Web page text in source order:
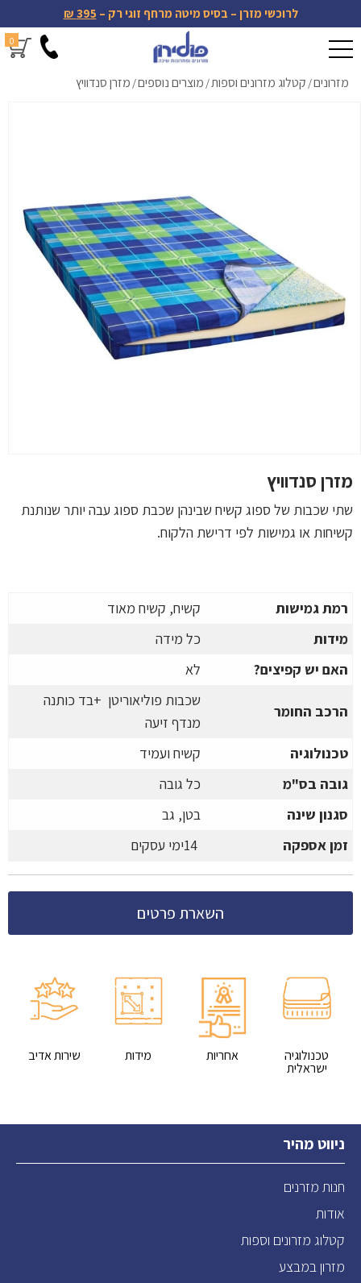
לרוכשי מזרן – בסיס מיטה מרחף זוגי רק – 395 ₪
0
מזרונים/ קטלוג מזרונים וספות/ מוצרים נוספים/ מזרן סנדוויץ
מזרן סנדוויץ
שתי שכבות של ספוג קשיח שבינהן שכבת ספוג עבה יותר שנותנת
קשיחות או גמישות לפי דרישת הלקוח.
רמת גמישות
קשיח, קשיח מאוד
מידות
כל מידה
האם יש קפיצים? לא
הרכב החומר
שכבות פוליאוריטן +בד כותנה
מנדף זיעה
טכנולוגיה
קשיח ועמיד
גובה בס"מ
כל גובה
סגנון שינה
בטן, גב
זמן אספקה
14ימי עסקים
השארת פרטים
טכנולוגיה
ישראלית
אחריות מידות שירות אדיב
ניווט מהיר
חנות מזרנים
אודות
קטלוג מזרונים וספות
מזרון במבצע